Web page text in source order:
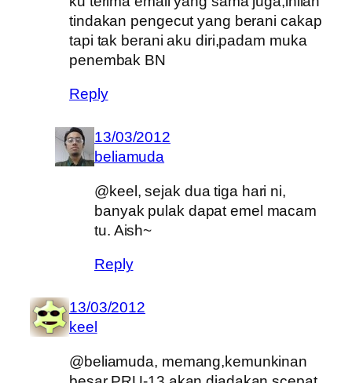
tindakan pengecut yang berani cakap
tapi tak berani aku diri,padam muka
penembak BN
Reply
13/03/2012
beliamuda
@keel, sejak dua tiga hari ni,
banyak pulak dapat emel macam
tu. Aish~
Reply
13/03/2012
keel
@beliamuda, memang,kemunkinan